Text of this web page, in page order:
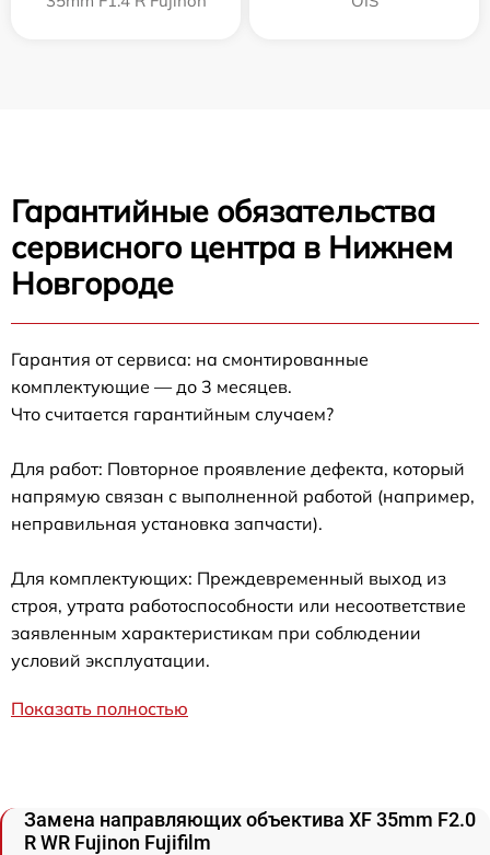
Гарантийные обязательства
сервисного центра в Нижнем
Новгороде
Гарантия от сервиса: на смонтированные
комплектующие — до 3 месяцев.
Что считается гарантийным случаем?
Для работ: Повторное проявление дефекта, который
напрямую связан с выполненной работой (например,
неправильная установка запчасти).
Для комплектующих: Преждевременный выход из
строя, утрата работоспособности или несоответствие
заявленным характеристикам при соблюдении
условий эксплуатации.
Показать полностью
Замена направляющих объектива XF 35mm F2.0
R WR Fujinon Fujifilm